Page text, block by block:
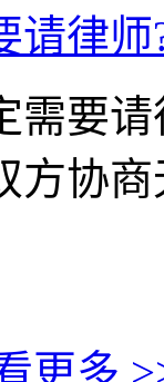
请律师
需要
方协
更多